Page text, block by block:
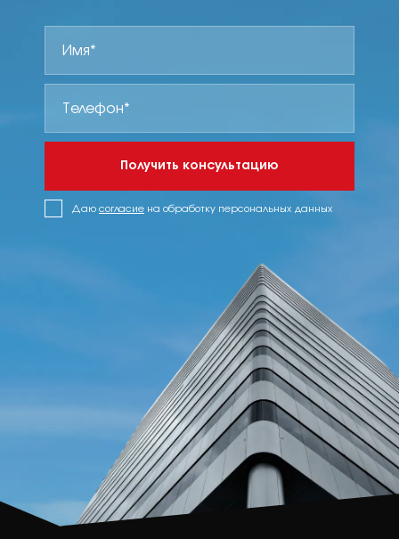
Получить консультацию
Даю согласие на обработку персональных данных